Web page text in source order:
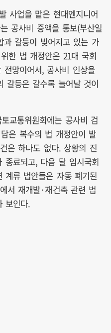
사업을 맡은 현대엔지니어
공사비 증액을 통보(부산일
갈등이 빚어지고 있는 가
한 법 개정안은 21대 국회
망이어서, 공사비 인상을
갈등은 갈수록 늘어날 것이
교통위원회에는 공사비 검
은 복수의 법 개정안이 발
은 하나도 없다. 상황의 진
료되고, 다음 달 임시국회
계류 법안들은 자동 폐기된
서 재개발·재건축 관련 법
보인다.